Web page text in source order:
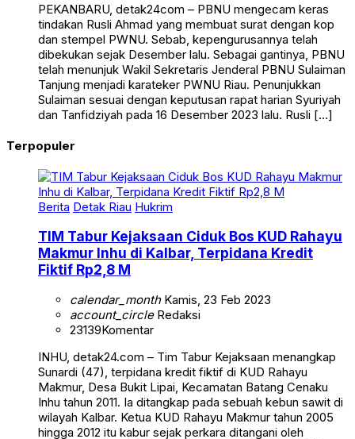
PEKANBARU, detak24com – PBNU mengecam keras
tindakan Rusli Ahmad yang membuat surat dengan kop
dan stempel PWNU. Sebab, kepengurusannya telah
dibekukan sejak Desember lalu. Sebagai gantinya, PBNU
telah menunjuk Wakil Sekretaris Jenderal PBNU Sulaiman
Tanjung menjadi karateker PWNU Riau. Penunjukkan
Sulaiman sesuai dengan keputusan rapat harian Syuriyah
dan Tanfidziyah pada 16 Desember 2023 lalu. Rusli […]
Terpopuler
Berita Detak Riau Hukrim
TIM Tabur Kejaksaan Ciduk Bos KUD Rahayu
Makmur Inhu di Kalbar, Terpidana Kredit
Fiktif Rp2,8 M
calendar_monthKamis, 23 Feb 2023
account_circleRedaksi
23139Komentar
INHU, detak24.com – Tim Tabur Kejaksaan menangkap
Sunardi (47), terpidana kredit fiktif di KUD Rahayu
Makmur, Desa Bukit Lipai, Kecamatan Batang Cenaku
Inhu tahun 2011. Ia ditangkap pada sebuah kebun sawit di
wilayah Kalbar. Ketua KUD Rahayu Makmur tahun 2005
hingga 2012 itu kabur sejak perkara ditangani oleh